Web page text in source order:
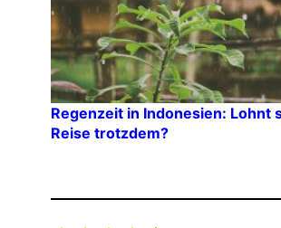
Regenzeit in Indonesien: Lohnt
Reise trotzdem?